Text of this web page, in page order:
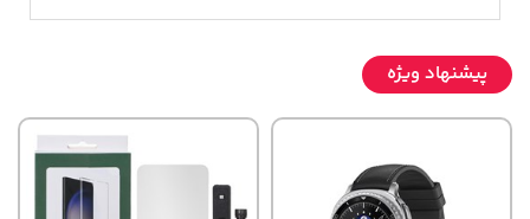
پیشنهاد ویژه